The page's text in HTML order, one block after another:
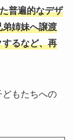
普遍的なデザ
姉妹へ譲渡
るなど、再
もたちへの